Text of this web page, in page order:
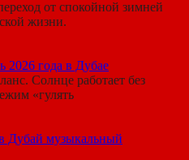
от спокойной зимней
жизни.
2026 года в Дубае
Солнце работает без
«гулять
Дубай музыкальный